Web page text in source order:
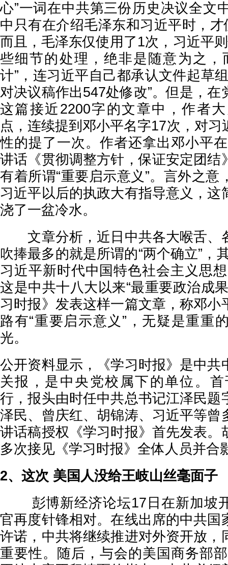
心”一词在中共第三份历史决议全文
中只有在介绍毛泽东和习近平时，才
而且，毛泽东仅使用了1次，习近平
些细节的处理，绝非是随意为之，
计”，连习近平自己都承认文件起草
对决议稿作出547处修改”。但是，在
这篇接近2200字的文章中，作者
点，连续提到邓小平名字17次，对习
性的提了一次。作者还拿出邓小平
讲话《贯彻调整方针，保证安定团结
有着所谓“重要启示意义”。言外之意
习近平以后的执政大有指导意义，这
浇了一盆冷水。
文章分析，近日中共各大喉舌、
吹捧最多的就是所谓的“两个确立”，
习近平新时代中国特色社会主义思
这是中共十八大以来“最重要政治成
习时报》发表这样一篇文章，称邓小
路有“重要启示意义”，无疑是重重
光。
公开资料显示，《学习时报》是中共
关报，是中央党校属下的单位。
行，报头由时任中共总书记江泽民题
泽民、曾庆红、胡锦涛、习近平等曾
讲话稿授权《学习时报》首先发表。
多次接见《学习时报》全体人员并合
2、这次 美国人没给王岐山丝毫面子
彭博新经济论坛17日在新加坡
官再度针锋相对。在线出席的中共国
许诺，中共将继续推进对外资开放，
重要性。随后，与会的美国商务部